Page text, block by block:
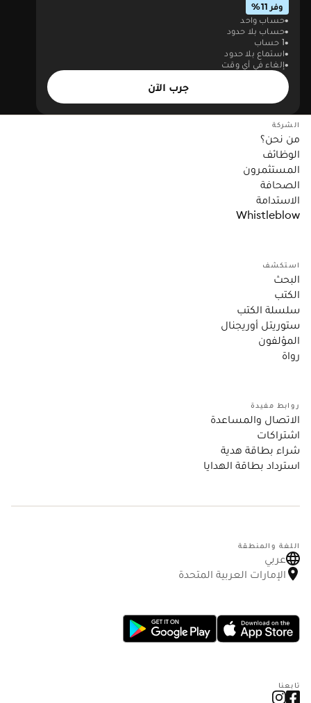
وفر 11%
حساب واحد
حساب بلا حدود
1 حساب
استماع بلا حدود
إلغاء في أي وقت
جرب الآن
الشركة
من نحن؟
الوظائف
المستثمرون
الصحافة
الاستدامة
Whistleblow
استكشف
البحث
الكتب
سلسلة الكتب
ستوريتل أوريجنال
المؤلفون
رواة
روابط مفيدة
الاتصال والمساعدة
اشتراكات
شراء بطاقة هدية
استرداد بطاقة الهدايا
اللغة والمنطقة
عربي
الإمارات العربية المتحدة
تابعنا